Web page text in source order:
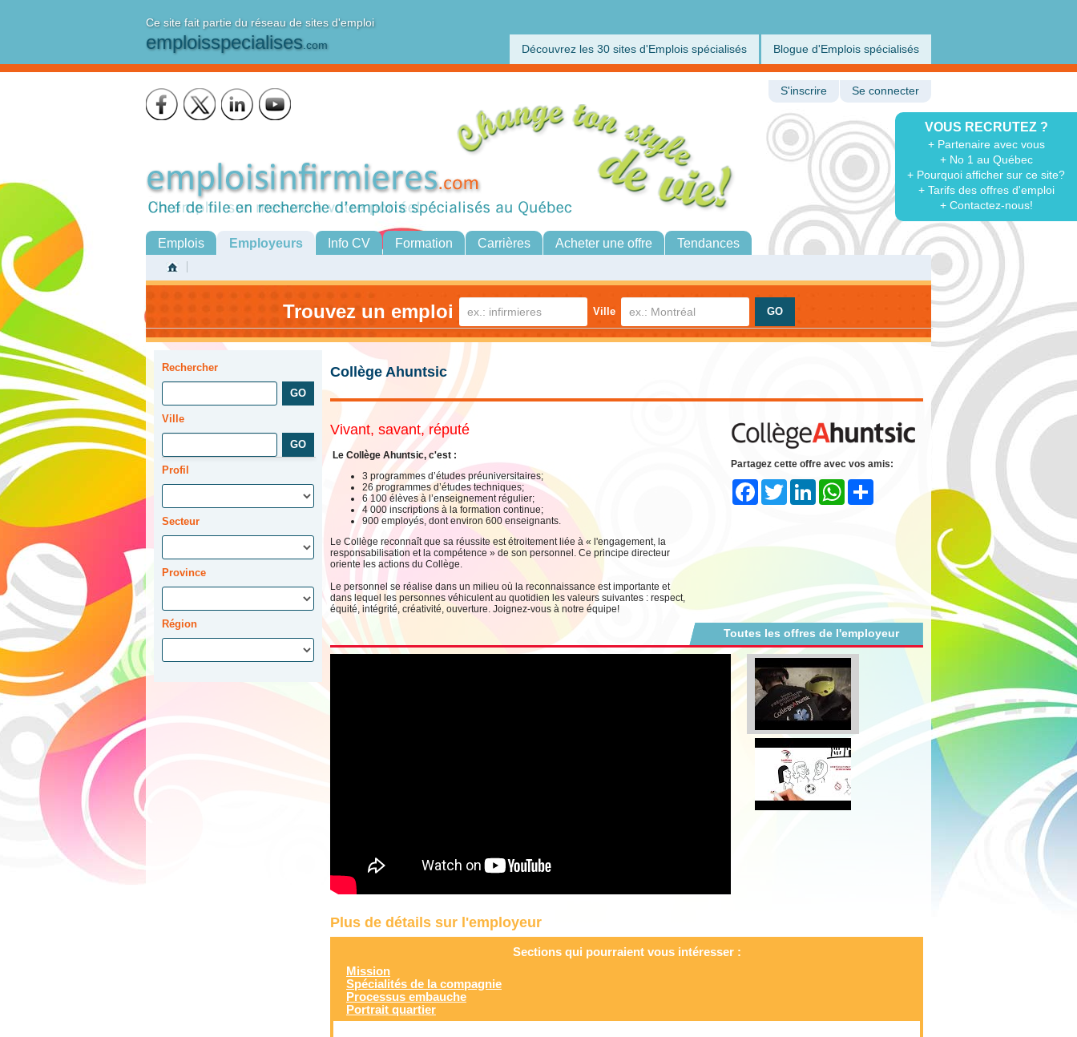
Ce site fait partie du réseau de sites d'emploi
emploisspecialises.com Découvrez les 30 sites d'Emplois spécialisés Blogue d'Emplois spécialisés
VOUS RECRUTEZ ?
+ Partenaire avec vous
+ No 1 au Québec
+ Pourquoi afficher sur ce site?
+ Tarifs des offres d'emploi
+ Contactez-nous!
S'inscrire Se connecter
Emplois Employeurs Info CV Formation Carrières Acheter une offre Tendances
Trouvez un emploi Ville
Rechercher
Ville
Profil
Secteur
Province
Région
Collège Ahuntsic
Vivant, savant, réputé
Le Collège Ahuntsic, c'est :
3 programmes d’études préuniversitaires;
26 programmes d’études techniques;
6 100 élèves à l’enseignement régulier;
4 000 inscriptions à la formation continue;
900 employés, dont environ 600 enseignants.
Le Collège reconnaît que sa réussite est étroitement liée à « l'engagement, la
responsabilisation et la compétence » de son personnel. Ce principe directeur
oriente les actions du Collège.
Le personnel se réalise dans un milieu où la reconnaissance est importante et
dans lequel les personnes véhiculent au quotidien les valeurs suivantes : respect,
équité, intégrité, créativité, ouverture. Joignez-vous à notre équipe!
Partagez cette offre avec vos amis:
FacebookTwitter LinkedInWhatsApp
Toutes les offres de l'employeur
Plus de détails sur l'employeur
Sections qui pourraient vous intéresser :
Mission
Spécialités de la compagnie
Processus embauche
Portrait quartier